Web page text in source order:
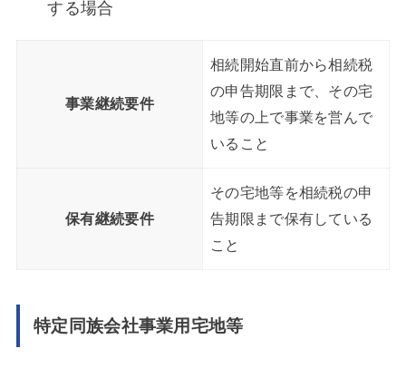
する場合
事業継続要件
相続開始直前から相続税
の申告期限まで、その宅
地等の上で事業を営んで
いること
保有継続要件
その宅地等を相続税の申
告期限まで保有している
こと
特定同族会社事業用宅地等